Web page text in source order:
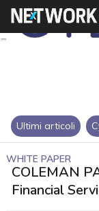
Ultimi articoli
WHITE PAPER
COLEMAN
Financial